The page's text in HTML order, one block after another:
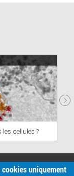
cellules ?
uniquement